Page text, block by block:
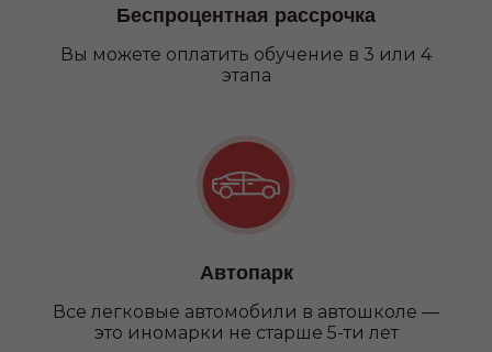
Беспроцентная рассрочка
Вы можете оплатить обучение в 3 или 4
этапа
Автопарк
Все легковые автомобили в автошколе —
это иномарки не старше 5-ти лет